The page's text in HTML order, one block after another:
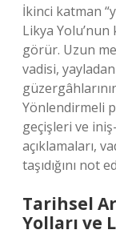
İkinci katman
Likya Yolu’nun
görür. Uzun
vadisi,
Yönlendirmeli
geçişleri ve
açıklamaları,
taşıdığını not
Tarihsel
Yolları ve